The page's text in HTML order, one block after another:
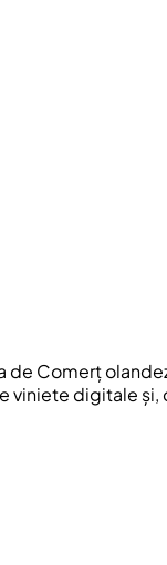
de Comerț
digitale și,